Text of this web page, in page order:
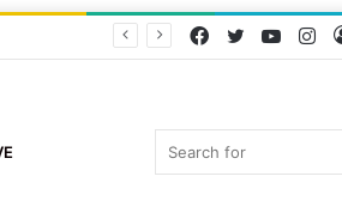
Twitter
Facebook